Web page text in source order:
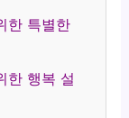
한 특별한
한 행복 설